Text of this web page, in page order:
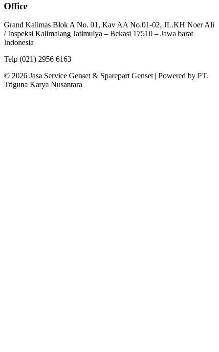
Office
Grand Kalimas Blok A No. 01, Kav AA No.01-02, JL.KH Noer Ali
/ Inspeksi Kalimalang Jatimulya – Bekasi 17510 – Jawa barat
Indonesia
Telp (021) 2956 6163
© 2026 Jasa Service Genset & Sparepart Genset | Powered by PT.
Triguna Karya Nusantara